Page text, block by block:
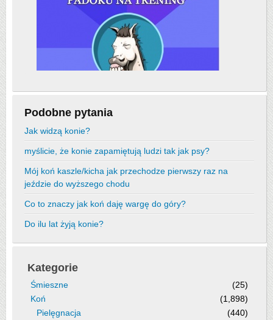
Podobne pytania
Jak widzą konie?
myślicie, że konie zapamiętują ludzi tak jak psy?
Mój koń kaszle/kicha jak przechodze pierwszy raz na
jeździe do wyższego chodu
Co to znaczy jak koń daję wargę do góry?
Do ilu lat żyją konie?
Kategorie
Śmieszne
(25)
Koń
(1,898)
Pielęgnacja
(440)